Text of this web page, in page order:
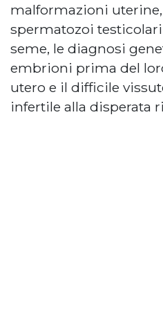
malformazioni uterine,
spermatozoi
seme, le diagnosi
embrioni prima del
utero e il difficile
infertile alla disperata